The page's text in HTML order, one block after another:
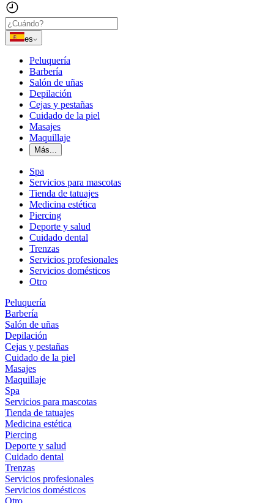
es
Peluquería
Barbería
Salón de uñas
Depilación
Cejas y pestañas
Cuidado de la piel
Masajes
Maquillaje
Más...
Spa
Servicios para mascotas
Tienda de tatuajes
Medicina estética
Piercing
Deporte y salud
Cuidado dental
Trenzas
Servicios profesionales
Servicios domésticos
Otro
Peluquería
Barbería
Salón de uñas
Depilación
Cejas y pestañas
Cuidado de la piel
Masajes
Maquillaje
Spa
Servicios para mascotas
Tienda de tatuajes
Medicina estética
Piercing
Deporte y salud
Cuidado dental
Trenzas
Servicios profesionales
Servicios domésticos
Otro